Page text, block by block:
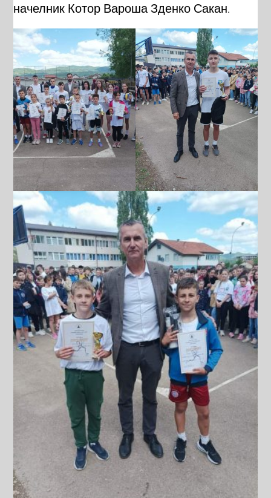
начелник Котор Вароша Зденко Сакан.